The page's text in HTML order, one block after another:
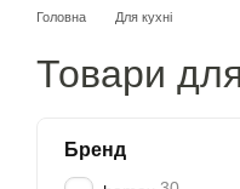
Головна Для кухні
Товари для
Бренд